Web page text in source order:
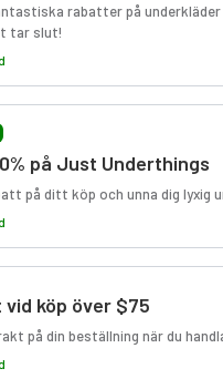
rabatter på underkläder
tar slut!
på Just Underthings
på ditt köp och unna dig lyxig
köp över $75
på din beställning när du